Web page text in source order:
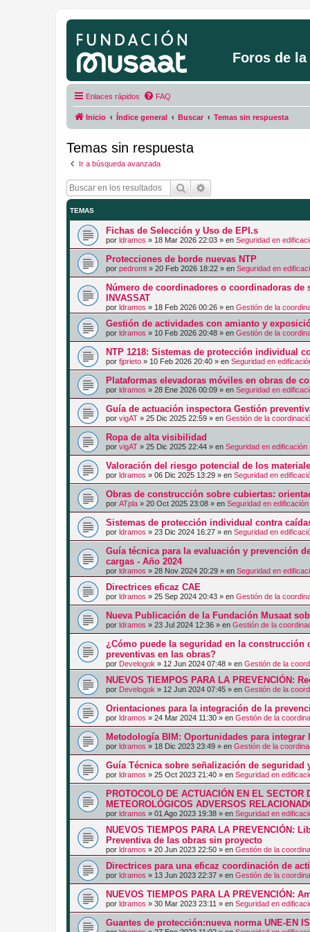
Foros de
Enlaces rápidos FAQ
Inicio Índice general Buscar Temas sin respuesta
Temas sin respuesta
Ir a búsqueda avanzada
Buscar
TEMAS
Fichas de Selección y Uso de EPI.s
por ldramos » 18 Mar 2026 22:03 » en Seguridad en
Protecciones de borde nuevas NTP
por pedromt » 20 Feb 2026 18:22 » en Seguridad en
Número de coordinadores o coordinadoras
INVASSAT
por ldramos » 18 Feb 2026 00:26 » en Gestión de la
Gestión de actividades con amianto y
por ldramos » 10 Feb 2026 20:48 » en Gestión de la
NTP 1218: Sistemas de protección individual
por fjprieto » 10 Feb 2026 20:40 » en Seguridad en
Plataformas elevadoras móviles en obras de
por ldramos » 28 Ene 2026 00:09 » en Seguridad en
Guía de actuación inspectora Gestión
por vigAT » 25 Dic 2025 22:59 » en Gestión de la
Ropa de alta visibilidad
por vigAT » 25 Dic 2025 22:44 » en Seguridad en edificación
Valoración del riesgo potencial de los
por ldramos » 06 Dic 2025 13:29 » en Seguridad en
Obras de construcción sobre cubiertas:
por ATpla » 20 Oct 2025 23:08 » en Seguridad en edificación
Sistemas de protección individual contra
por ldramos » 23 Dic 2024 16:27 » en Seguridad en
Guía técnica para la evaluación y prevención
cargas - Año 2024
por ldramos » 28 Nov 2024 20:29 » en Seguridad en
Directrices eficaz CAE
por ldramos » 25 Sep 2024 20:43 » en Gestión de la
Nueva Publicación de la Fundación Musaat
por ldramos » 23 Jul 2024 12:36 » en Gestión de la
¿Cómo puede la seguridad en la
preventivas en las obras?
por Develogok » 12 Jun 2024 07:48 » en Gestión de la
NUEVOS TIEMPOS PARA LA PREVENCIÓN:
por Develogok » 12 Jun 2024 07:45 » en Gestión de la
Orientaciones para la integración de la
por ldramos » 24 Mar 2024 11:30 » en Gestión de la
Metodología BIM: Oportunidades para
por ldramos » 18 Dic 2023 23:49 » en Gestión de la
Guía Técnica sobre señalización de seguridad
por ldramos » 25 Oct 2023 21:40 » en Seguridad en
PROTOCOLO DE ACTUACIÓN EN EL
METEOROLÓGICOS ADVERSOS
por ldramos » 01 Ago 2023 19:38 » en Seguridad en
NUEVOS TIEMPOS PARA LA PREVENCIÓN:
Preventiva de las obras sin proyecto
por ldramos » 20 Jun 2023 22:50 » en Gestión de la
Directrices para una eficaz coordinación de
por ldramos » 13 Jun 2023 22:37 » en Gestión de la
NUEVOS TIEMPOS PARA LA PREVENCIÓN:
por ldramos » 30 Mar 2023 23:11 » en Seguridad en
Guantes de protección:nueva norma UNE-EN